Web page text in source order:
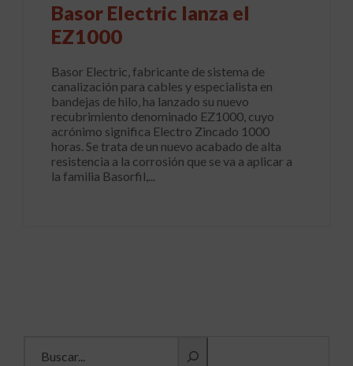
Basor Electric lanza el
EZ1000
Basor Electric, fabricante de sistema de
canalización para cables y especialista en
bandejas de hilo, ha lanzado su nuevo
recubrimiento denominado EZ1000, cuyo
acrónimo significa Electro Zincado 1000
horas. Se trata de un nuevo acabado de alta
resistencia a la corrosión que se va a aplicar a
la familia Basorfil,...